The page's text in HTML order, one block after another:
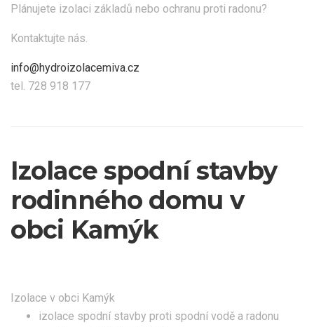
Plánujete izolaci základů nebo ochranu proti radonu?
Kontaktujte nás.
info@hydroizolacemiva.cz
tel. 728 918 177
Izolace spodní stavby
rodinného domu v
obci Kamýk
Izolace v obci Kamýk
izolace spodní stavby proti spodní vodě a radonu